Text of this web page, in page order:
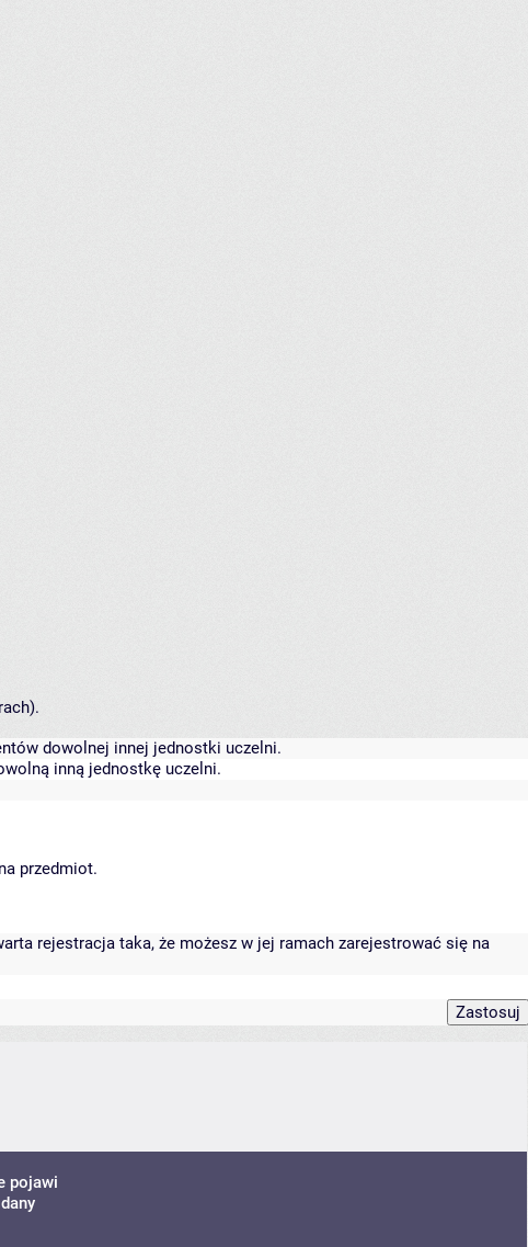
dowolnej innej jednostki uczelni.
inną jednostkę uczelni.
przedmiot.
rejestracja taka, że możesz w jej ramach zarejestrować się na
pojawi